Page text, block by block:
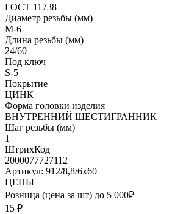
ГОСТ 11738
Диаметр резьбы (мм)
М-6
Длина резьбы (мм)
24/60
Под ключ
S-5
Покрытие
ЦИНК
Форма головки изделия
ВНУТРЕННИЙ ШЕСТИГРАННИК
Шаг резьбы (мм)
1
ШтрихКод
2000077727112
Артикул: 912/8,8/6х60
ЦЕНЫ
Розница (цена за шт) до 5 000₽
15 ₽